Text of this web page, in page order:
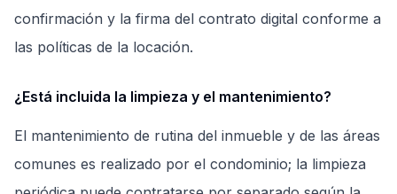
confirmación y la firma del contrato digital conforme a
las políticas de la locación.
¿Está incluida la limpieza y el mantenimiento?
El mantenimiento de rutina del inmueble y de las áreas
comunes es realizado por el condominio; la limpieza